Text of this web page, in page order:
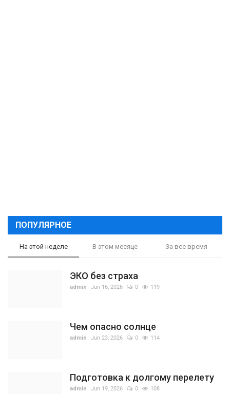
ПОПУЛЯРНОЕ
На этой неделе В этом месяце За все время
ЭКО без страха
admin Jun 16, 2026 0 119
Чем опасно солнце
admin Jun 23, 2026 0 114
Подготовка к долгому перелету
admin Jun 19, 2026 0 108